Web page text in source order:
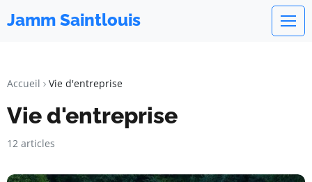
Jamm Saintlouis
Accueil Vie d'entreprise
Vie d'entreprise
12 articles